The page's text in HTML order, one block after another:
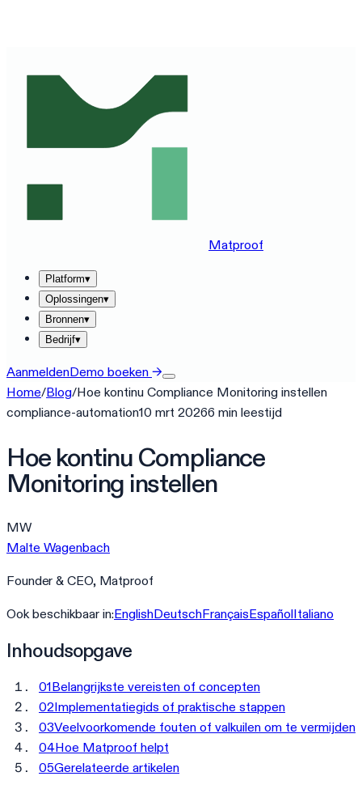
Matproof
Platform▾
Oplossingen▾
Bronnen▾
Bedrijf▾
AanmeldenDemo boeken →
Home/Blog/Hoe kontinu Compliance Monitoring instellen
compliance-automation10 mrt 20266 min leestijd
Hoe kontinu Compliance
Monitoring instellen
MW
Malte Wagenbach
Founder & CEO, Matproof
Ook beschikbaar in:EnglishDeutschFrançaisEspañolItaliano
Inhoudsopgave
01Belangrijkste vereisten of concepten
02Implementatiegids of praktische stappen
03Veelvoorkomende fouten of valkuilen om te vermijden
04Hoe Matproof helpt
05Gerelateerde artikelen